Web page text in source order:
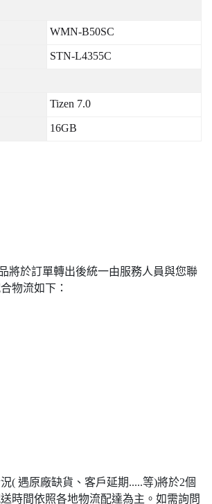
WMN-B50SC
STN-L4355C
Tizen 7.0
16GB
將於訂單轉出後統一由服務人員與您聯
物流如下：
( 遇原廠缺貨、客戶延期.....等)將於2個
時間依照各地物流配達為主。如需詢問